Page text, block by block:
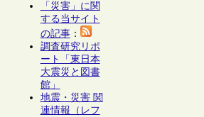
「災害」に関
する当サイト
の記事：
調査研究リポ
ート「東日本
大震災と図書
館」
地震・災害 関
連情報（レフ